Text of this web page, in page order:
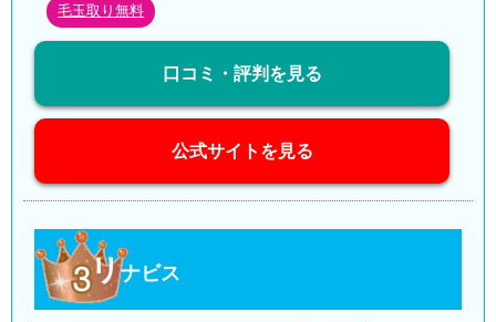
毛玉取り無料
口コミ・評判を見る
公式サイトを見る
リナビス